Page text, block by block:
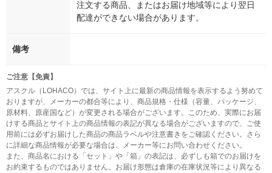
注文する商品、またはお届け地域等により翌日
配達ができない場合があります。
備考
ご注意【免責】
アスクル（LOHACO）では、サイト上に最新の商品情報を表示するよう努めて
おりますが、メーカーの都合等により、商品規格・仕様（容量、パッケージ、
原材料、原産国など）が変更される場合がございます。このため、実際にお届
けする商品とサイト上の商品情報の表記が異なる場合がございますので、ご使
用前には必ずお届けした商品の商品ラベルや注意書きをご確認ください。さら
に詳細な商品情報が必要な場合は、メーカー等にお問い合わせください。
また、商品名における「セット」や「箱」の表記は、必ずしも箱でのお届けを
お約束するものではありません。お届け形態は倉庫の在庫状況等により異なる